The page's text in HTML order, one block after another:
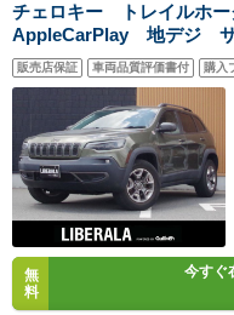
チェロキー トレイルホ
AppleCarPlay 地デジ
半革 パワーシート
ACC パワーバックドア
LEDライト ルーフレー
販売店保証 車両品質評価書付 購入
無
料
今すぐ